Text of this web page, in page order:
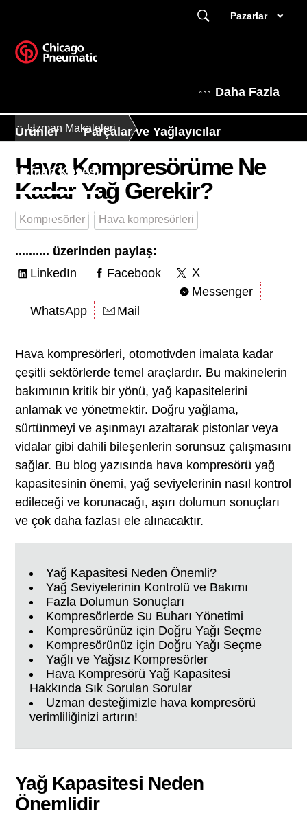
Pazarlar
Daha Fazla
Ürünler Parçalar ve Yağlayıcılar
Uzman Köşesi
Chicago Pneumatic'le tanışın
Uzman Makaleleri
Hava Kompresörüme Ne
Kadar Yağ Gerekir?
Kompresörler Hava kompresörleri
.......... üzerinden paylaş:
LinkedIn
Facebook
X
Messenger
WhatsApp
Mail
Hava kompresörleri, otomotivden imalata kadar
çeşitli sektörlerde temel araçlardır. Bu makinelerin
bakımının kritik bir yönü, yağ kapasitelerini
anlamak ve yönetmektir. Doğru yağlama,
sürtünmeyi ve aşınmayı azaltarak pistonlar veya
vidalar gibi dahili bileşenlerin sorunsuz çalışmasını
sağlar. Bu blog yazısında hava kompresörü yağ
kapasitesinin önemi, yağ seviyelerinin nasıl kontrol
edileceği ve korunacağı, aşırı dolumun sonuçları
ve çok daha fazlası ele alınacaktır.
Yağ Kapasitesi Neden Önemli?
Yağ Seviyelerinin Kontrolü ve Bakımı
Fazla Dolumun Sonuçları
Kompresörlerde Su Buharı Yönetimi
Kompresörünüz için Doğru Yağı Seçme
Kompresörünüz için Doğru Yağı Seçme
Yağlı ve Yağsız Kompresörler
Hava Kompresörü Yağ Kapasitesi
Hakkında Sık Sorulan Sorular
Uzman desteğimizle hava kompresörü
verimliliğinizi artırın!
Yağ Kapasitesi Neden
Önemlidir